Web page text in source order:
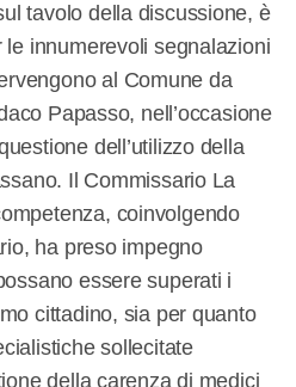
tavolo della discussione, è
innumerevoli segnalazioni
al Comune da
Papasso, nell’occasione
dell’utilizzo della
Il Commissario La
coinvolgendo
ha preso impegno
essere superati i
cittadino, sia per quanto
sollecitate
della carenza di medici